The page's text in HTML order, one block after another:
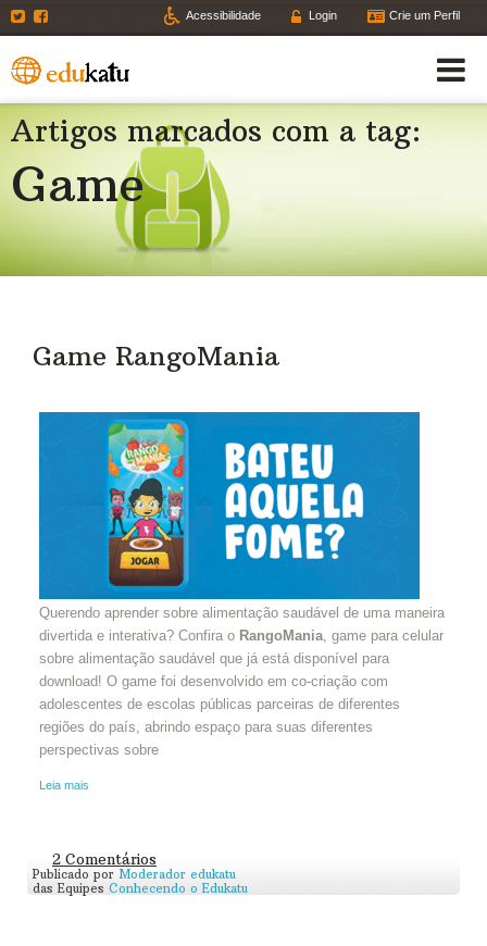
Twitter Acessibilidade Login Crie um Perfil
Artigos marcados com a tag:
Game
Game RangoMania
Querendo aprender sobre alimentação saudável de uma maneira
divertida e interativa? Confira o RangoMania, game para celular
sobre alimentação saudável que já está disponível para
download! O game foi desenvolvido em co-criação com
adolescentes de escolas públicas parceiras de diferentes
regiões do país, abrindo espaço para suas diferentes
perspectivas sobre
Leia mais
2 Comentários
Publicado por Moderador edukatu
das Equipes Conhecendo o Edukatu